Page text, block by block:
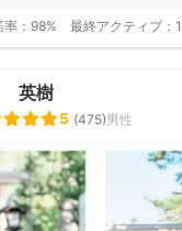
： 98% 最終アクティブ：
英樹
5 (475)男性